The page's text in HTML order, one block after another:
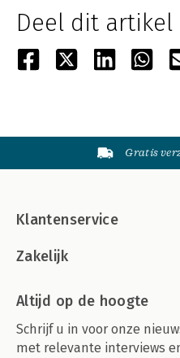
Deel dit artikel
Gratis
Klantenservice
Zakelijk
Altijd op de hoogte
Schrijf u in voor onze
met relevante interviews